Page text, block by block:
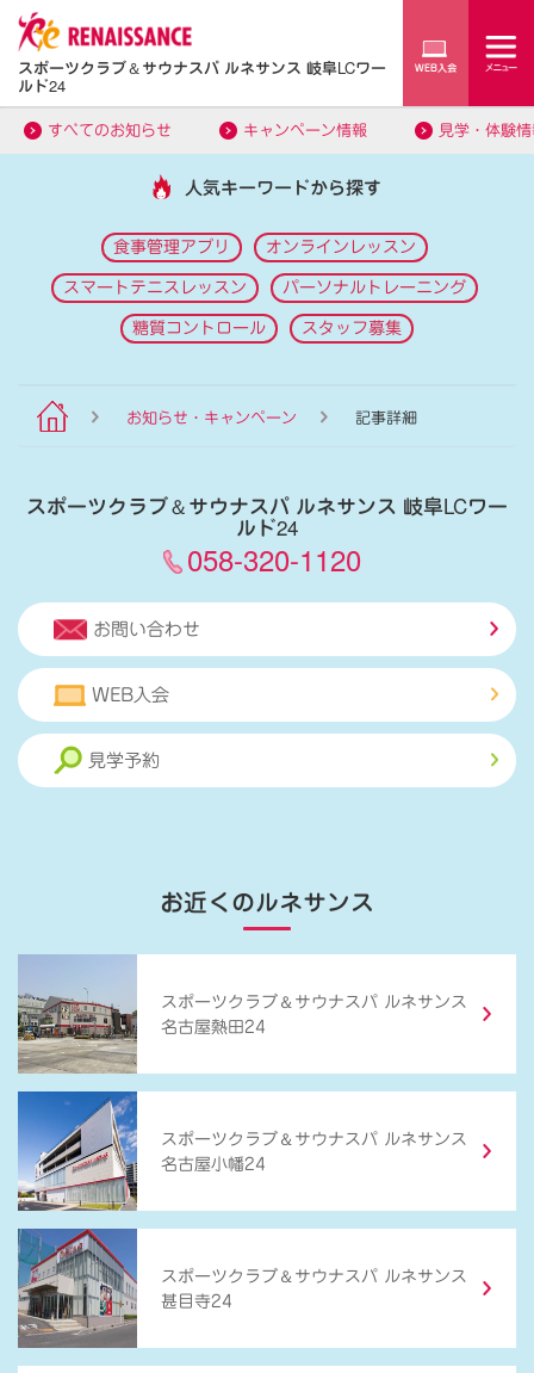
スポーツクラブ＆サウナスパ ルネサンス 岐阜LCワー
ルド24
すべてのお知らせ キャンペーン情報 見学・体験
人気キーワードから探す
食事管理アプリ オンラインレッスン
スマートテニスレッスン パーソナルトレーニング
糖質コントロール スタッフ募集
お知らせ・キャンペーン 記事詳細
スポーツクラブ＆サウナスパ ルネサンス 岐阜LCワー
ルド24
058-320-1120
お問い合わせ
WEB入会
見学予約
お近くのルネサンス
スポーツクラブ ＆ サウナスパ ルネサンス
名古屋熱田24
スポーツクラブ ＆ サウナスパ ルネサンス
名古屋小幡24
スポーツクラブ ＆ サウナスパ ルネサンス
甚目寺24